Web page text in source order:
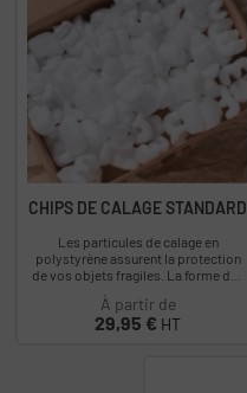
CHIPS DE CALAGE STANDARD
Les particules de calage en
polystyrène assurent la protection
de vos objets fragiles. La forme des
chips de calage permet un
emboîtement et...
À partir de
Prix
29,95 € HT